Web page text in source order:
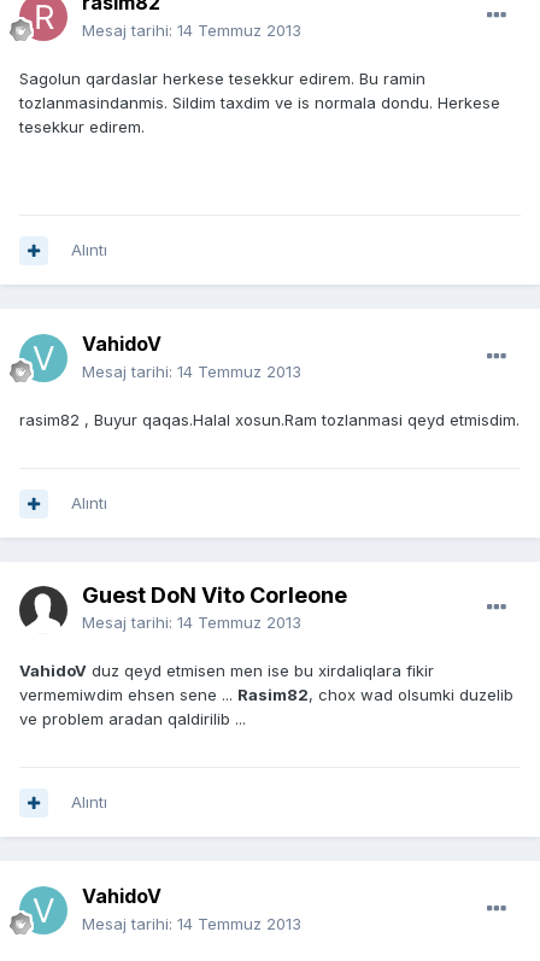
Mesaj tarihi: 14 Temmuz 2013
Sagolun qardaslar herkese tesekkur edirem. Bu ramin
tozlanmasindanmis. Sildim taxdim ve is normala dondu. Herkese
tesekkur edirem.
Alıntı
VahidoV
Mesaj tarihi: 14 Temmuz 2013
rasim82 , Buyur qaqas.Halal xosun.Ram tozlanmasi qeyd etmisdim.
Alıntı
Guest DoN Vito Corleone
Mesaj tarihi: 14 Temmuz 2013
VahidoV duz qeyd etmisen men ise bu xirdaliqlara fikir
vermemiwdim ehsen sene ... Rasim82, chox wad olsumki duzelib
ve problem aradan qaldirilib ...
Alıntı
VahidoV
Mesaj tarihi: 14 Temmuz 2013